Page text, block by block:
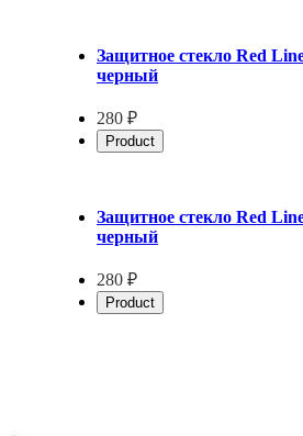
Защитное стекло Red
черный
280 ₽
Product
Защитное стекло Red
черный
280 ₽
Product